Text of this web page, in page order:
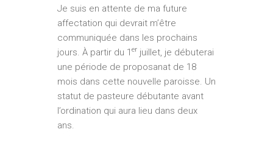
Je suis en attente de ma future
affectation qui devrait m’être
communiquée dans les prochains
jours. À partir du 1 er juillet, je débuterai
une période de proposanat de 18
mois dans cette nouvelle paroisse. Un
statut de pasteure débutante avant
l’ordination qui aura lieu dans deux
ans.